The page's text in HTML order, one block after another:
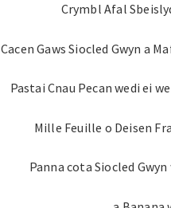
Crymbl Afal
Cacen Gaws Siocled Gwyn a
Pastai Cnau Pecan wedi ei
Mille Feuille o Deisen
Panna cota Siocled